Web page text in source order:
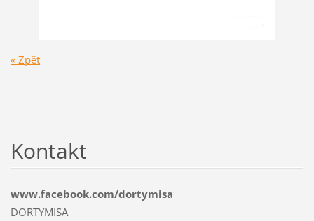
« Zpět
Kontakt
www.facebook.com/dortymisa
DORTYMISA